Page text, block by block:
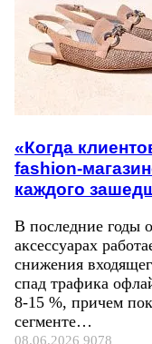
«Когда
fashion-
каждого
В последние годы
аксессуарах
снижения
спад трафика
8-15 %, причем
сегменте…
08.06.2026 9078